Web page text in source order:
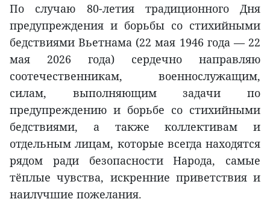
По случаю 80-летия традиционного Дня
предупреждения и борьбы со стихийными
бедствиями Вьетнама (22 мая 1946 года — 22
мая 2026 года) сердечно направляю
соотечественникам, военнослужащим,
силам, выполняющим задачи по
предупреждению и борьбе со стихийными
бедствиями, а также коллективам и
отдельным лицам, которые всегда находятся
рядом ради безопасности Народа, самые
тёплые чувства, искренние приветствия и
наилучшие пожелания.